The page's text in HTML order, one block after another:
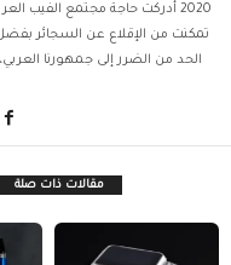
2020 أدركت حاجة مجتمع الفيب
تمكنت من الإقلاع عن السجائر
الحد من الضرر إلى جمهورنا
مقالات ذات صلة